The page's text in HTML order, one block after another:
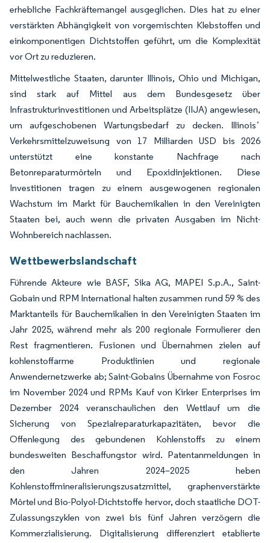
erhebliche Fachkräftemangel ausgeglichen. Dies hat zu einer
verstärkten Abhängigkeit von vorgemischten Klebstoffen und
einkomponentigen Dichtstoffen geführt, um die Komplexität
vor Ort zu reduzieren.
Mittelwestliche Staaten, darunter Illinois, Ohio und Michigan,
sind stark auf Mittel aus dem Bundesgesetz über
Infrastrukturinvestitionen und Arbeitsplätze (IIJA) angewiesen,
um aufgeschobenen Wartungsbedarf zu decken. Illinoisʼ
Verkehrsmittelzuweisung von 17 Milliarden USD bis 2026
unterstützt eine konstante Nachfrage nach
Betonreparaturmörteln und Epoxidinjektionen. Diese
Investitionen tragen zu einem ausgewogenen regionalen
Wachstum im Markt für Bauchemikalien in den Vereinigten
Staaten bei, auch wenn die privaten Ausgaben im Nicht-
Wohnbereich nachlassen.
Wettbewerbslandschaft
Führende Akteure wie BASF, Sika AG, MAPEI S.p.A., Saint-
Gobain und RPM International halten zusammen rund 59 % des
Marktanteils für Bauchemikalien in den Vereinigten Staaten im
Jahr 2025, während mehr als 200 regionale Formulierer den
Rest fragmentieren. Fusionen und Übernahmen zielen auf
kohlenstoffarme Produktlinien und regionale
Anwendernetzwerke ab; Saint-Gobains Übernahme von Fosroc
im November 2024 und RPMs Kauf von Kirker Enterprises im
Dezember 2024 veranschaulichen den Wettlauf um die
Sicherung von Spezialreparaturkapazitäten, bevor die
Offenlegung des gebundenen Kohlenstoffs zu einem
bundesweiten Beschaffungstor wird. Patentanmeldungen in
den Jahren 2024–2025 heben
Kohlenstoffmineralisierungszusatzmittel, graphenverstärkte
Mörtel und Bio-Polyol-Dichtstoffe hervor, doch staatliche DOT-
Zulassungszyklen von zwei bis fünf Jahren verzögern die
Kommerzialisierung. Digitalisierung differenziert etablierte